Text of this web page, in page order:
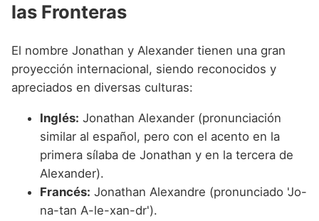
las Fronteras
El nombre Jonathan y Alexander tienen una gran
proyección internacional, siendo reconocidos y
apreciados en diversas culturas:
Inglés: Jonathan Alexander (pronunciación
similar al español, pero con el acento en la
primera sílaba de Jonathan y en la tercera de
Alexander).
Francés: Jonathan Alexandre (pronunciado 'Jo-
na-tan A-le-xan-dr').